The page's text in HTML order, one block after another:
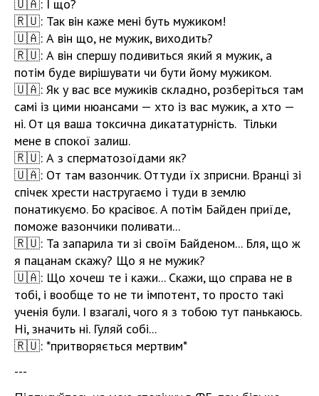
🇺🇦: І що?
🇷🇺: Так він каже мені буть мужиком!
🇺🇦: А він що, не мужик, виходить?
🇷🇺: А він спершу подивиться який я мужик, а
потім буде вирішувати чи бути йому мужиком.
🇺🇦: Як у вас все мужиків складно, розберіться там
самі із цими нюансами — хто із вас мужик, а хто —
ні. От ця ваша токсична дикататурність. Тільки
мене в спокої залиш.
🇷🇺: А з сперматозоїдами як?
🇺🇦: От там вазончик. Оттуди їх зприсни. Вранці зі
спічек хрести настругаємо і туди в землю
понатикуємо. Бо красівоє. А потім Байден приїде,
поможе вазончики поливати...
🇷🇺: Та запарила ти зі своїм Байденом... Бля, що ж
я пацанам скажу? Що я не мужик?
🇺🇦: Що хочеш те і кажи... Скажи, що справа не в
тобі, і вообще то не ти імпотент, то просто такі
ученія були. І взагалі, чого я з тобою тут панькаюсь.
Ні, значить ні. Гуляй собі...
🇷🇺: *притворяється мертвим*
---